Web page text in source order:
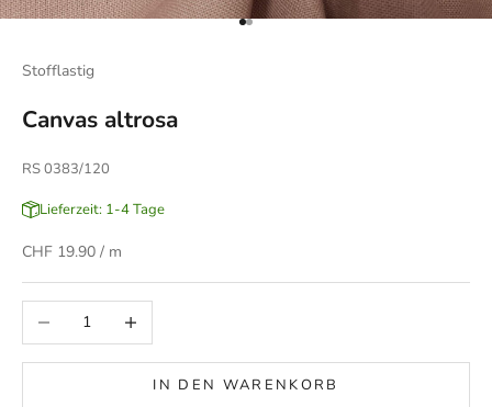
Gehe zu Element 1
Gehe zu Element 2
Stofflastig
Canvas altrosa
RS 0383/120
Lieferzeit: 1-4 Tage
Angebot
CHF 19.90 / m
Anzahl verringernAnzahl erhöhen
IN DEN WARENKORB